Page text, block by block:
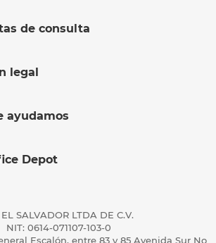
de consulta
legal
ayudamos
Depot
SALVADOR LTDA DE C.V.
NIT: 0614-071107-103-0
Escalón, entre 83 y 85 Avenida Sur No